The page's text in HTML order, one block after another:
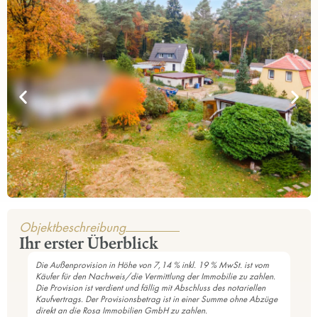
Objektbeschreibung
Ihr erster Überblick
Die Außenprovision in Höhe von 7,14 % inkl. 19 % MwSt. ist vom
Käufer für den Nachweis/die Vermittlung der Immobilie zu zahlen.
Die Provision ist verdient und fällig mit Abschluss des notariellen
Kaufvertrags. Der Provisionsbetrag ist in einer Summe ohne Abzüge
direkt an die Rosa Immobilien GmbH zu zahlen.